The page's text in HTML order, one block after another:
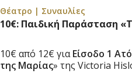
Θέατρο | Συναυλίες
10€: Παιδική Παράσταση
10€ από 12€ γιαΕίσοδο 1
της Μαρίας» της Victoria